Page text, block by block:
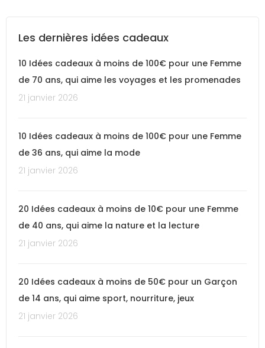
Les dernières idées cadeaux
10 Idées cadeaux à moins de 100€ pour une Femme
de 70 ans, qui aime les voyages et les promenades
21 janvier 2026
10 Idées cadeaux à moins de 100€ pour une Femme
de 36 ans, qui aime la mode
21 janvier 2026
20 Idées cadeaux à moins de 10€ pour une Femme
de 40 ans, qui aime la nature et la lecture
21 janvier 2026
20 Idées cadeaux à moins de 50€ pour un Garçon
de 14 ans, qui aime sport, nourriture, jeux
21 janvier 2026